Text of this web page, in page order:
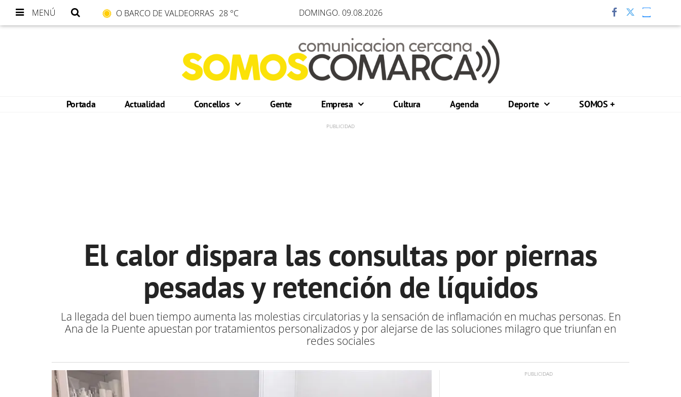
MENÚ O BARCO DE VALDEORRAS 28 °C DOMINGO. 09.08.2026
Portada Actualidad Concellos Gente Empresa Cultura Agenda Deporte SOMOS +
El calor dispara las consultas por piernas
pesadas y retención de líquidos
La llegada del buen tiempo aumenta las molestias circulatorias y la sensación de inflamación en muchas personas. En
Ana de la Puente apuestan por tratamientos personalizados y por alejarse de las soluciones milagro que triunfan en
redes sociales